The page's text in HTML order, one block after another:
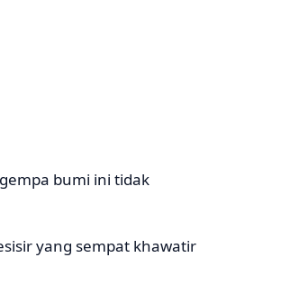
bumi ini tidak
yang sempat khawatir